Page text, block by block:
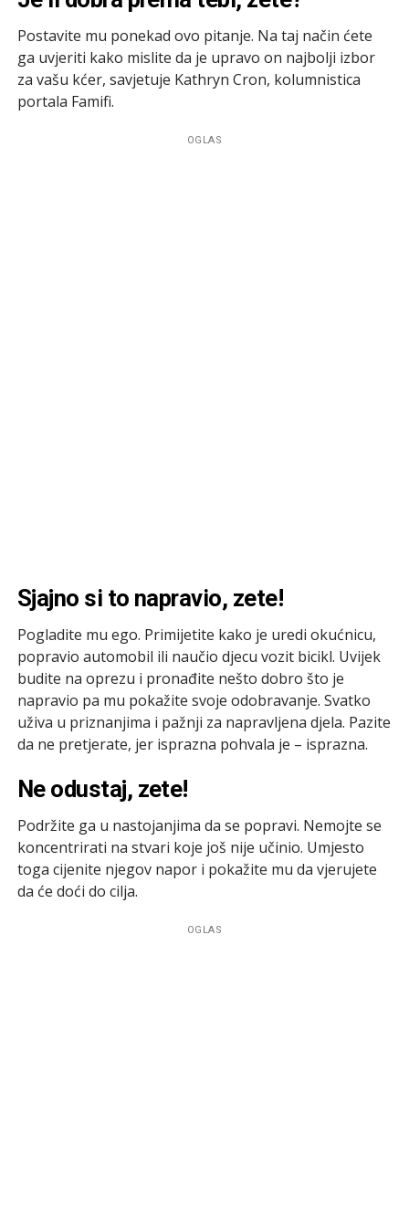
Postavite mu ponekad ovo pitanje. Na taj način ćete
ga uvjeriti kako mislite da je upravo on najbolji izbor
za vašu kćer, savjetuje Kathryn Cron, kolumnistica
portala Famifi.
OGLAS
Sjajno si to napravio, zete!
Pogladite mu ego. Primijetite kako je uredi okućnicu,
popravio automobil ili naučio djecu vozit bicikl. Uvijek
budite na oprezu i pronađite nešto dobro što je
napravio pa mu pokažite svoje odobravanje. Svatko
uživa u priznanjima i pažnji za napravljena djela. Pazite
da ne pretjerate, jer isprazna pohvala je – isprazna.
Ne odustaj, zete!
Podržite ga u nastojanjima da se popravi. Nemojte se
koncentrirati na stvari koje još nije učinio. Umjesto
toga cijenite njegov napor i pokažite mu da vjerujete
da će doći do cilja.
OGLAS